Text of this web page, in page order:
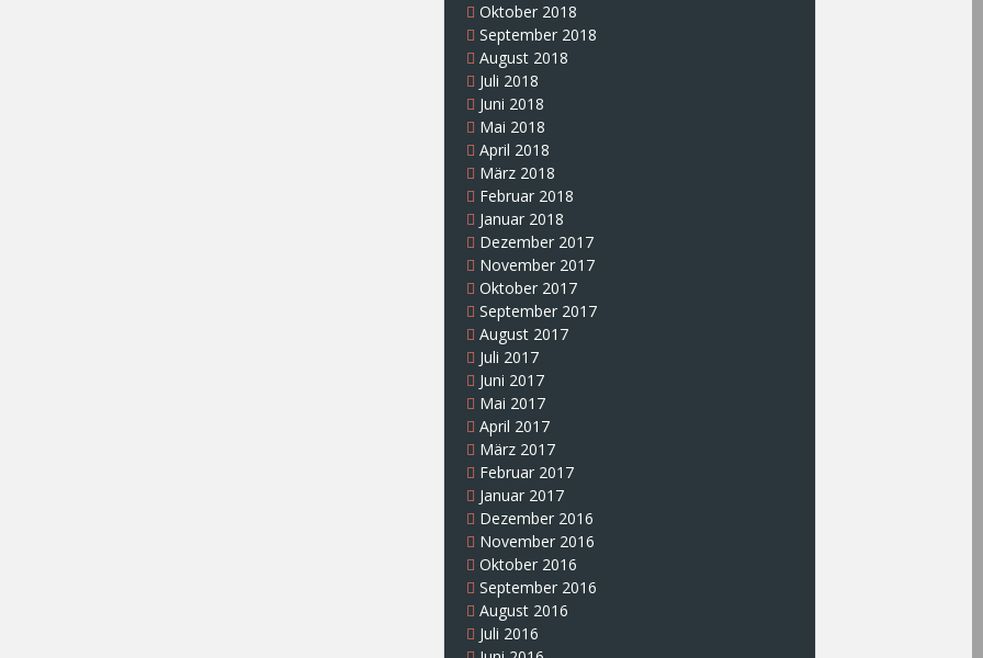
Oktober 2018
September 2018
August 2018
Juli 2018
Juni 2018
Mai 2018
April 2018
März 2018
Februar 2018
Januar 2018
Dezember 2017
November 2017
Oktober 2017
September 2017
August 2017
Juli 2017
Juni 2017
Mai 2017
April 2017
März 2017
Februar 2017
Januar 2017
Dezember 2016
November 2016
Oktober 2016
September 2016
August 2016
Juli 2016